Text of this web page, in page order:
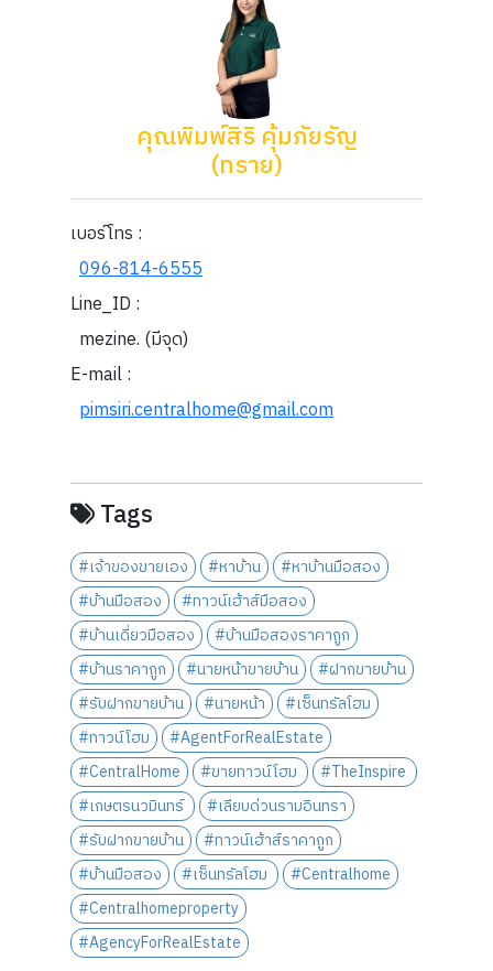
คุณพิมพ์สิริ คุ้มภัยรัญ
(ทราย)
เบอร์โทร :
096-814-6555
Line_ID :
mezine. (มีจุด)
E-mail :
pimsiri.centralhome@gmail.com
Tags
#เจ้าของขายเอง #หาบ้าน
#หาบ้านมือสอง
#บ้านมือสอง
#ทาวน์เฮ้าส์มือสอง
#บ้านเดี่ยวมือสอง
#บ้านมือสองราคาถูก
#บ้านราคาถูก
#นายหน้าขายบ้าน
#ฝากขายบ้าน
#รับฝากขายบ้าน
#นายหน้า
#เซ็นทรัลโฮม
#ทาวน์โฮม
#AgentForRealEstate
#CentralHome
#ขายทาวน์โฮม
#TheInspire
#เกษตรนวมินทร์
#เลียบด่วนรามอินทรา
#รับฝากขายบ้าน
#ทาวน์เฮ้าส์ราคาถูก
#บ้านมือสอง
#เซ็นทรัลโฮม
#Centralhome
#Centralhomeproperty
#AgencyForRealEstate